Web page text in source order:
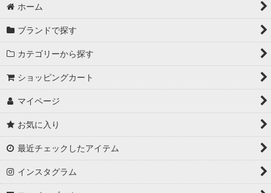
ホーム
ブランドで探す
カテゴリーから探す
ショッピングカート
マイページ
お気に入り
最近チェックしたアイテム
インスタグラム